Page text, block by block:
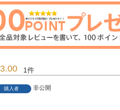
3.00 1
購入者
非公開